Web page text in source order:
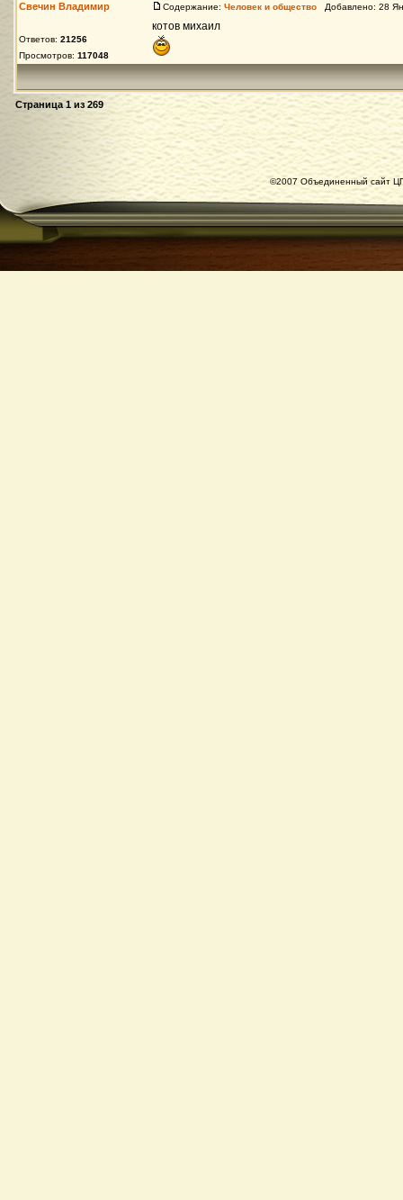
Свечин Владимир
Ответов: 21256
Просмотров: 117048
Содержание: Человек и общество Добавлено: 28
котов михаил
Страница1из 269
©2007 Объединенный сайт